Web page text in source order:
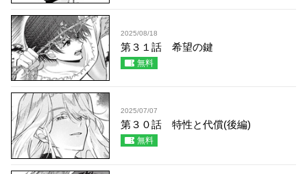
2025/08/18
第３１話 希望の鍵
無料
2025/07/07
第３０話 特性と代償(後編)
無料